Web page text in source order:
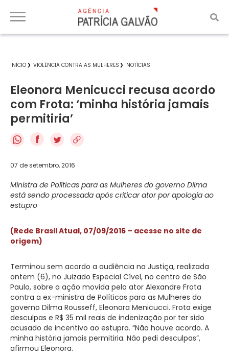
INÍCIO VIOLÊNCIA CONTRA AS MULHERES NOTÍCIAS
Eleonora Menicucci recusa acordo
com Frota: ‘minha história jamais
permitiria’
f
07 de setembro, 2016
Ministra de Políticas para as Mulheres do governo Dilma
está sendo processada após criticar ator por apologia ao
estupro
(Rede Brasil Atual, 07/09/2016 – acesse no site de
origem)
Terminou sem acordo a audiência na Justiça, realizada
ontem (6), no Juizado Especial Cível, no centro de São
Paulo, sobre a ação movida pelo ator Alexandre Frota
contra a ex-ministra de Políticas para as Mulheres do
governo Dilma Rousseff, Eleonora Menicucci. Frota exige
desculpas e R$ 35 mil reais de indenização por ter sido
acusado de incentivo ao estupro. “Não houve acordo. A
minha história jamais permitiria. Não pedi desculpas”,
afirmou Eleonora.